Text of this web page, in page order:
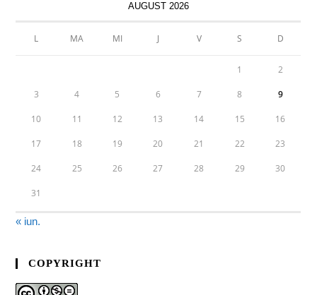
AUGUST 2026
L MA MI J V S D
1 2
3 4 5 6 7 8 9
10 11 12 13 14 15 16
17 18 19 20 21 22 23
24 25 26 27 28 29 30
31
« iun.
COPYRIGHT